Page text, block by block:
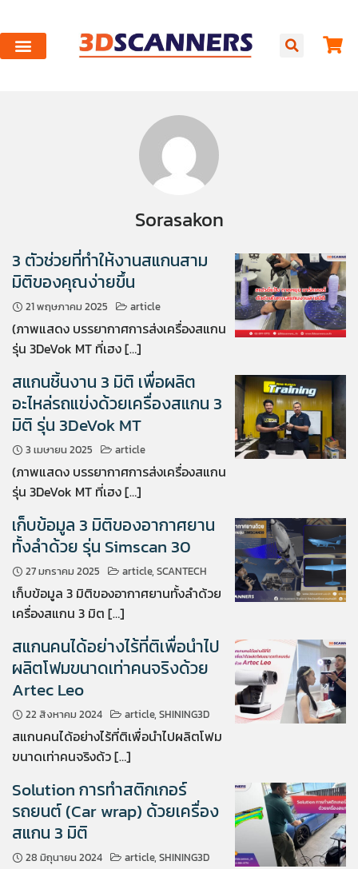
Sorasakon
3 ตัวช่วยที่ทำให้งานสแกนสาม
มิติของคุณง่ายขึ้น
21 พฤษภาคม 2025 article
(ภาพแสดง บรรยากาศการส่งเครื่องสแกน
รุ่น 3DeVok MT ที่เฮง […]
สแกนชิ้นงาน 3 มิติ เพื่อผลิต
อะไหล่รถแข่งด้วยเครื่องสแกน 3
มิติ รุ่น 3DeVok MT
3 เมษายน 2025 article
(ภาพแสดง บรรยากาศการส่งเครื่องสแกน
รุ่น 3DeVok MT ที่เฮง […]
เก็บข้อมูล 3 มิติของอากาศยาน
ทั้งลำด้วย รุ่น Simscan 30
27 มกราคม 2025 article, SCANTECH
เก็บข้อมูล 3 มิติของอากาศยานทั้งลำด้วย
เครื่องสแกน 3 มิต […]
สแกนคนได้อย่างไร้ที่ติเพื่อนำไป
ผลิตโฟมขนาดเท่าคนจริงด้วย
Artec Leo
22 สิงหาคม 2024 article, SHINING3D
สแกนคนได้อย่างไร้ที่ติเพื่อนำไปผลิตโฟม
ขนาดเท่าคนจริงด้ว […]
Solution การทำสติกเกอร์
รถยนต์ (Car wrap) ด้วยเครื่อง
สแกน 3 มิติ
28 มิถุนายน 2024 article, SHINING3D